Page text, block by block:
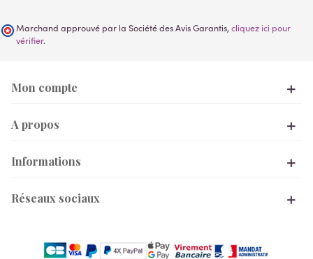
Marchand approuvé par la Société des Avis Garantis, cliquez ici pour
vérifier.
Mon compte
A propos
Informations
Réseaux sociaux